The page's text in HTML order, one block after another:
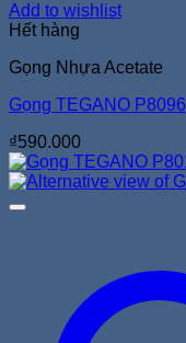
Add to wishlist
Hết hàng
Gọng Nhựa Acetate
Gọng TEGANO P8096
₫590.000